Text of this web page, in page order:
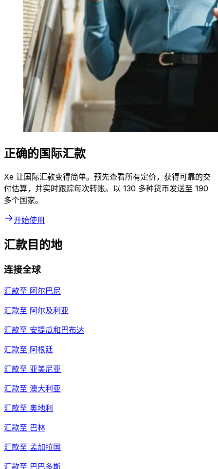
正确的国际汇款
Xe 让国际汇款变得简单。预先查看所有定价，获得可靠的交
付估算，并实时跟踪每次转账。以 130 多种货币发送至 190
多个国家。
开始使用
汇款目的地
连接全球
汇款至 阿尔巴尼
汇款至 阿尔及利亚
汇款至 安提瓜和巴布达
汇款至 阿根廷
汇款至 亚美尼亚
汇款至 澳大利亚
汇款至 奥地利
汇款至 巴林
汇款至 孟加拉国
汇款至 巴巴多斯